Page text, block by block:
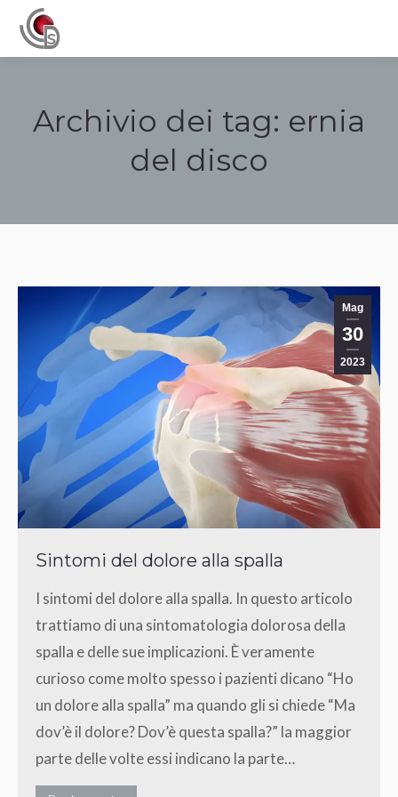
Archivio dei tag: ernia
del disco
Mag
30
2023
Sintomi del dolore alla spalla
I sintomi del dolore alla spalla. In questo articolo
trattiamo di una sintomatologia dolorosa della
spalla e delle sue implicazioni. È veramente
curioso come molto spesso i pazienti dicano “Ho
un dolore alla spalla” ma quando gli si chiede “Ma
dov’è il dolore? Dov’è questa spalla?” la maggior
parte delle volte essi indicano la parte…